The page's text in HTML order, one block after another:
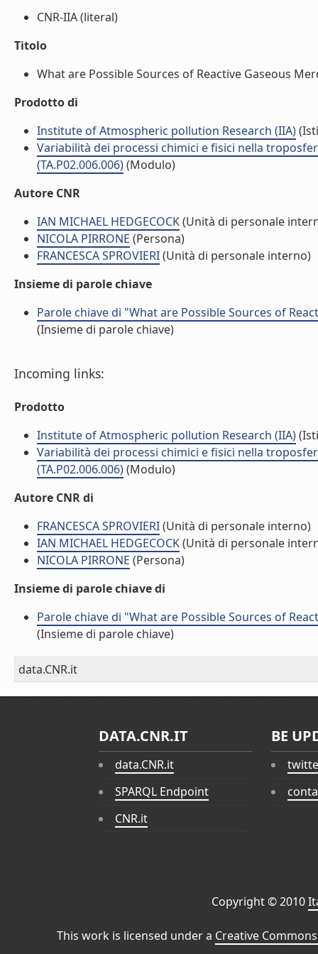
CNR-IIA (literal)
Titolo
What are Possible Sources of Reactive Gaseous
Prodotto di
Institute of Atmospheric pollution Research (IIA)
Variabilità dei processi chimici e fisici nella
(TA.P02.006.006)(Modulo)
Autore CNR
IAN MICHAEL HEDGECOCK(Unità di personale
NICOLA PIRRONE (Persona)
FRANCESCA SPROVIERI(Unità di personale interno)
Insieme di parole chiave
Parole chiave di "What are Possible Sources of
(Insieme di parole chiave)
Incoming links:
Prodotto
Institute of Atmospheric pollution Research (IIA)
Variabilità dei processi chimici e fisici nella
(TA.P02.006.006)(Modulo)
Autore CNR di
FRANCESCA SPROVIERI(Unità di personale interno)
IAN MICHAEL HEDGECOCK(Unità di personale
NICOLA PIRRONE (Persona)
Insieme di parole chiave di
Parole chiave di "What are Possible Sources of
(Insieme di parole chiave)
data.CNR.it
DATA.CNR.IT
data.CNR.it
SPARQL Endpoint
CNR.it
BE
Copyright © 2010
This work is licensed under a Creative